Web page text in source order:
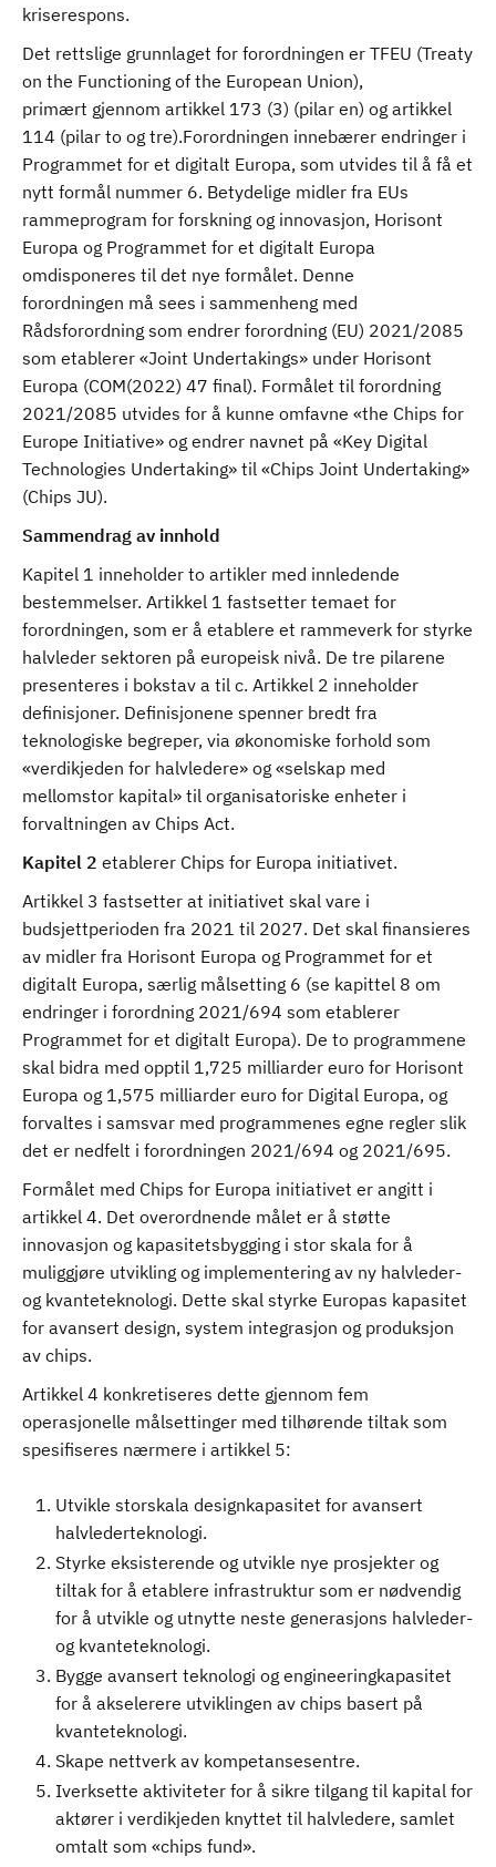
kriserespons.
Det rettslige grunnlaget for forordningen er TFEU (Treaty
on the Functioning of the European Union),
primært gjennom artikkel 173 (3) (pilar en) og artikkel
114 (pilar to og tre).Forordningen innebærer endringer i
Programmet for et digitalt Europa, som utvides til å få et
nytt formål nummer 6. Betydelige midler fra EUs
rammeprogram for forskning og innovasjon, Horisont
Europa og Programmet for et digitalt Europa
omdisponeres til det nye formålet. Denne
forordningen må sees i sammenheng med
Rådsforordning som endrer forordning (EU) 2021/2085
som etablerer «Joint Undertakings» under Horisont
Europa (COM(2022) 47 final). Formålet til forordning
2021/2085 utvides for å kunne omfavne «the Chips for
Europe Initiative» og endrer navnet på «Key Digital
Technologies Undertaking» til «Chips Joint Undertaking»
(Chips JU).
Sammendrag av innhold
Kapitel 1 inneholder to artikler med innledende
bestemmelser. Artikkel 1 fastsetter temaet for
forordningen, som er å etablere et rammeverk for styrke
halvleder sektoren på europeisk nivå. De tre pilarene
presenteres i bokstav a til c. Artikkel 2 inneholder
definisjoner. Definisjonene spenner bredt fra
teknologiske begreper, via økonomiske forhold som
«verdikjeden for halvledere» og «selskap med
mellomstor kapital» til organisatoriske enheter i
forvaltningen av Chips Act.
Kapitel 2 etablerer Chips for Europa initiativet.
Artikkel 3 fastsetter at initiativet skal vare i
budsjettperioden fra 2021 til 2027. Det skal finansieres
av midler fra Horisont Europa og Programmet for et
digitalt Europa, særlig målsetting 6 (se kapittel 8 om
endringer i forordning 2021/694 som etablerer
Programmet for et digitalt Europa). De to programmene
skal bidra med opptil 1,725 milliarder euro for Horisont
Europa og 1,575 milliarder euro for Digital Europa, og
forvaltes i samsvar med programmenes egne regler slik
det er nedfelt i forordningen 2021/694 og 2021/695.
Formålet med Chips for Europa initiativet er angitt i
artikkel 4. Det overordnende målet er å støtte
innovasjon og kapasitetsbygging i stor skala for å
muliggjøre utvikling og implementering av ny halvleder-
og kvanteteknologi. Dette skal styrke Europas kapasitet
for avansert design, system integrasjon og produksjon
av chips.
Artikkel 4 konkretiseres dette gjennom fem
operasjonelle målsettinger med tilhørende tiltak som
spesifiseres nærmere i artikkel 5:
Utvikle storskala designkapasitet for avansert
halvlederteknologi.
Styrke eksisterende og utvikle nye prosjekter og
tiltak for å etablere infrastruktur som er nødvendig
for å utvikle og utnytte neste generasjons halvleder-
og kvanteteknologi.
Bygge avansert teknologi og engineeringkapasitet
for å akselerere utviklingen av chips basert på
kvanteteknologi.
Skape nettverk av kompetansesentre.
Iverksette aktiviteter for å sikre tilgang til kapital for
aktører i verdikjeden knyttet til halvledere, samlet
omtalt som «chips fund».